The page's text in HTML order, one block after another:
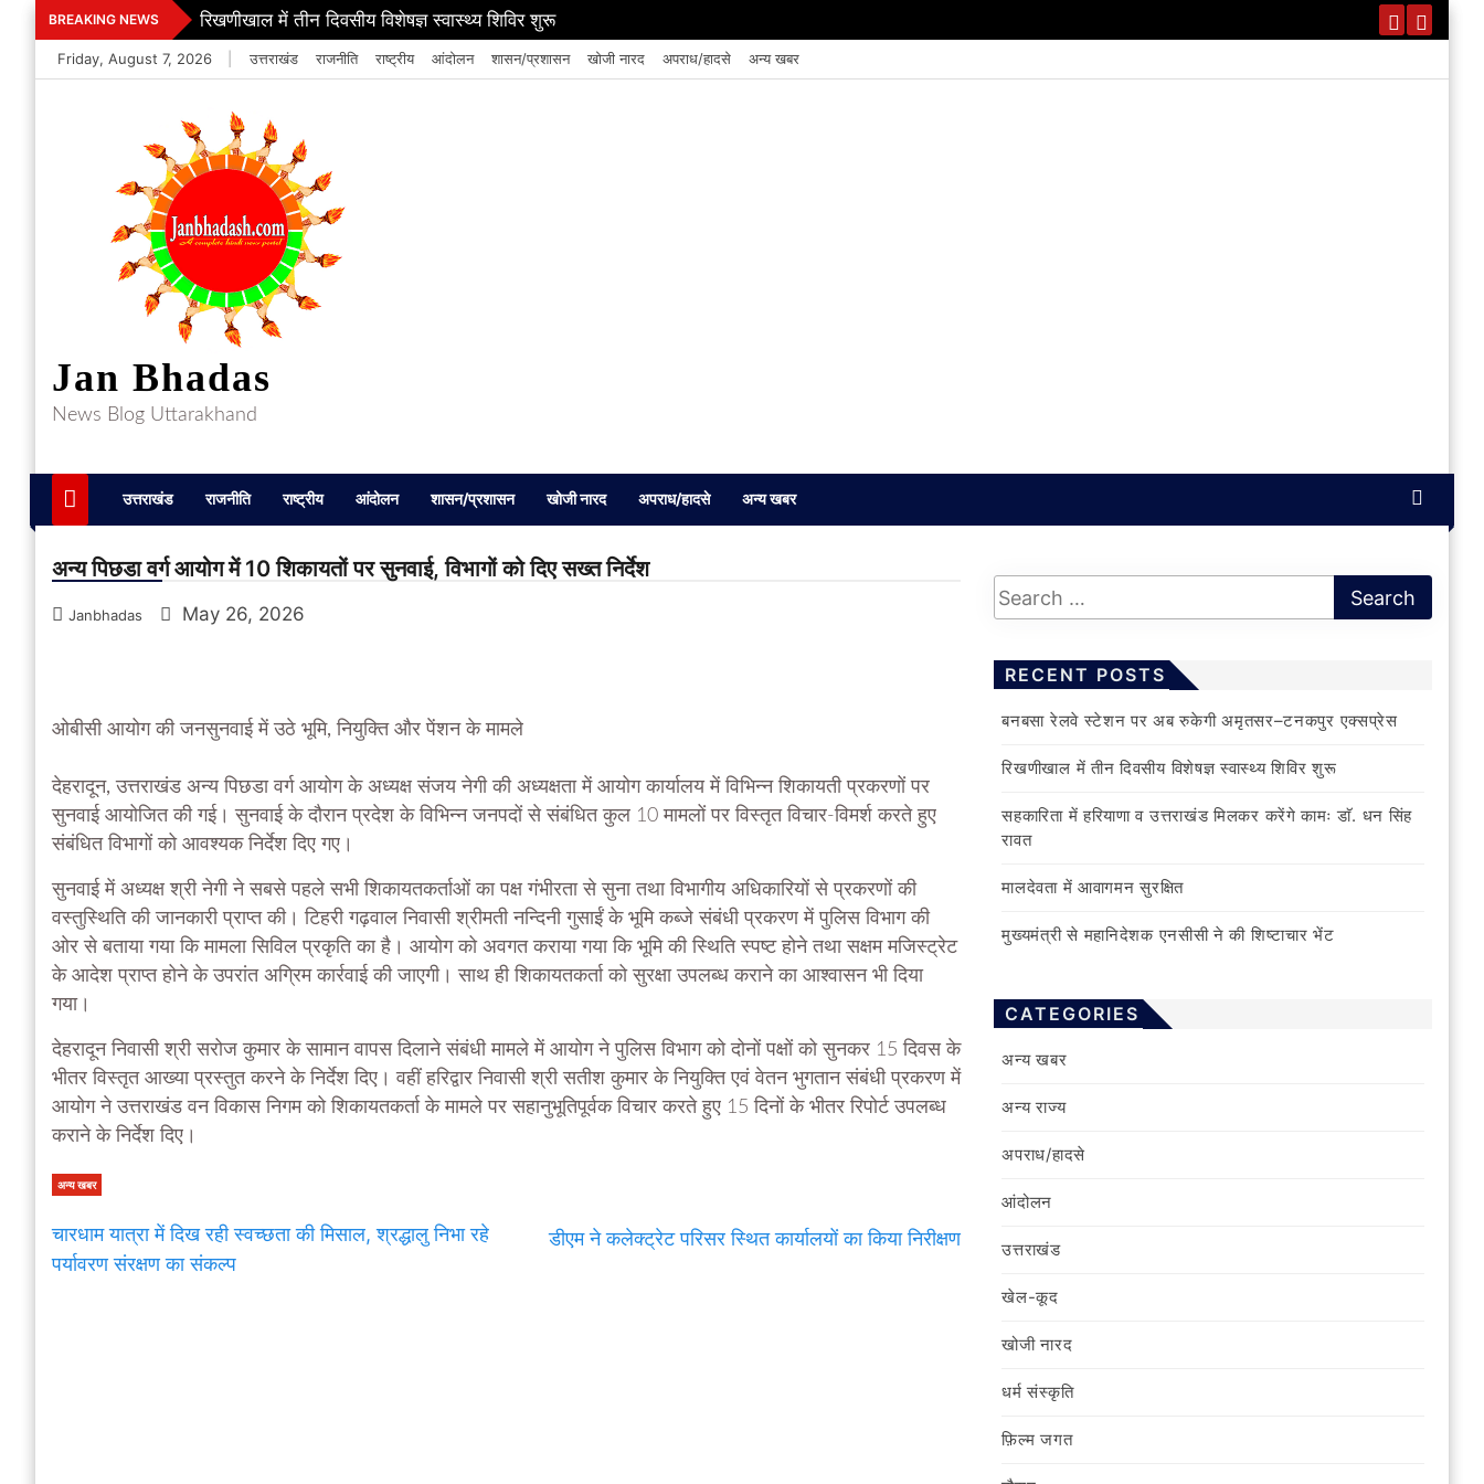
Skip
to
content
BREAKING NEWS रिखणीखाल में तीन दिवसीय विशेषज्ञ स्वास्थ्य शिविर शुरू
Friday, August 7, 2026 उत्तराखंड राजनीति राष्ट्रीय आंदोलन शासन/प्रशासन खोजी नारद अपराध/हादसे अन्य खबर
Jan Bhadas
News Blog Uttarakhand
उत्तराखंड राजनीति राष्ट्रीय आंदोलन शासन/प्रशासन खोजी नारद अपराध/हादसे अन्य खबर
अन्य पिछडा वर्ग आयोग में 10 शिकायतों पर सुनवाई, विभागों को दिए सख्त निर्देश
Janbhadas May 26, 2026
ओबीसी आयोग की जनसुनवाई में उठे भूमि, नियुक्ति और पेंशन के मामले
देहरादून, उत्तराखंड अन्य पिछडा वर्ग आयोग के अध्यक्ष संजय नेगी की अध्यक्षता में आयोग कार्यालय में विभिन्न शिकायती प्रकरणों पर
सुनवाई आयोजित की गई। सुनवाई के दौरान प्रदेश के विभिन्न जनपदों से संबंधित कुल 10 मामलों पर विस्तृत विचार-विमर्श करते हुए
संबंधित विभागों को आवश्यक निर्देश दिए गए।
सुनवाई में अध्यक्ष श्री नेगी ने सबसे पहले सभी शिकायतकर्ताओं का पक्ष गंभीरता से सुना तथा विभागीय अधिकारियों से प्रकरणों की
वस्तुस्थिति की जानकारी प्राप्त की। टिहरी गढ़वाल निवासी श्रीमती नन्दिनी गुसाईं के भूमि कब्जे संबंधी प्रकरण में पुलिस विभाग की
ओर से बताया गया कि मामला सिविल प्रकृति का है। आयोग को अवगत कराया गया कि भूमि की स्थिति स्पष्ट होने तथा सक्षम मजिस्ट्रेट
के आदेश प्राप्त होने के उपरांत अग्रिम कार्रवाई की जाएगी। साथ ही शिकायतकर्ता को सुरक्षा उपलब्ध कराने का आश्वासन भी दिया
गया।
देहरादून निवासी श्री सरोज कुमार के सामान वापस दिलाने संबंधी मामले में आयोग ने पुलिस विभाग को दोनों पक्षों को सुनकर 15 दिवस के
भीतर विस्तृत आख्या प्रस्तुत करने के निर्देश दिए। वहीं हरिद्वार निवासी श्री सतीश कुमार के नियुक्ति एवं वेतन भुगतान संबंधी प्रकरण में
आयोग ने उत्तराखंड वन विकास निगम को शिकायतकर्ता के मामले पर सहानुभूतिपूर्वक विचार करते हुए 15 दिनों के भीतर रिपोर्ट उपलब्ध
कराने के निर्देश दिए।
अन्य खबर
चारधाम यात्रा में दिख रही स्वच्छता की मिसाल, श्रद्धालु निभा रहे
पर्यावरण संरक्षण का संकल्प
डीएम ने कलेक्ट्रेट परिसर स्थित कार्यालयों का किया निरीक्षण
RECENT POSTS
बनबसा रेलवे स्टेशन पर अब रुकेगी अमृतसर–टनकपुर एक्सप्रेस
रिखणीखाल में तीन दिवसीय विशेषज्ञ स्वास्थ्य शिविर शुरू
सहकारिता में हरियाणा व उत्तराखंड मिलकर करेंगे कामः डाॅ. धन सिंह
रावत
मालदेवता में आवागमन सुरक्षित
मुख्यमंत्री से महानिदेशक एनसीसी ने की शिष्टाचार भेंट
CATEGORIES
अन्य खबर
अन्य राज्य
अपराध/हादसे
आंदोलन
उत्तराखंड
खेल-कूद
खोजी नारद
धर्म संस्कृति
फ़िल्‍म जगत